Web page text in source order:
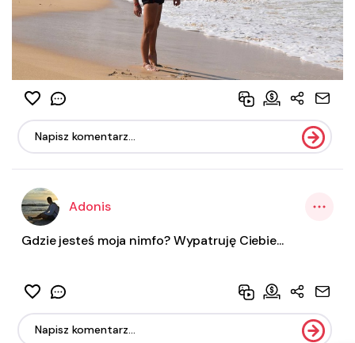
Adonis
Gdzie jesteś moja nimfo? Wypatruję Ciebie...